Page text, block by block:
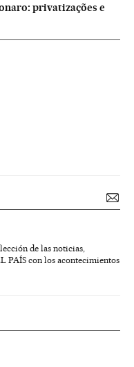
privatizações e
de las noticias,
PAÍS con los acontecimientos